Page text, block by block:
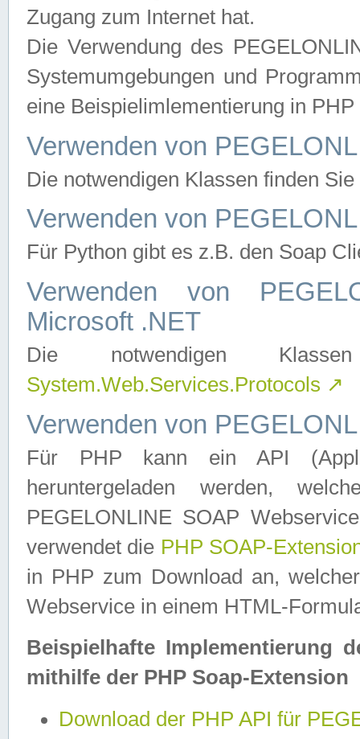
Zugang zum Internet hat.
Die Verwendung des
Systemumgebungen und
eine Beispielimlementierung in
Verwenden von
Die notwendigen Klassen finden
Verwenden von
Für Python gibt es z.B. den Soap
Verwenden von
Microsoft .NET
Die notwendigen
System.Web.Services.Protocols ↗
Verwenden von
Für PHP kann ein API
heruntergeladen werden,
PEGELONLINE SOAP
verwendet die PHP SOAP-
in PHP zum Download an,
Webservice in einem HTML-
Beispielhafte Implementierung
mithilfe der PHP Soap-Extension
Download der PHP API für